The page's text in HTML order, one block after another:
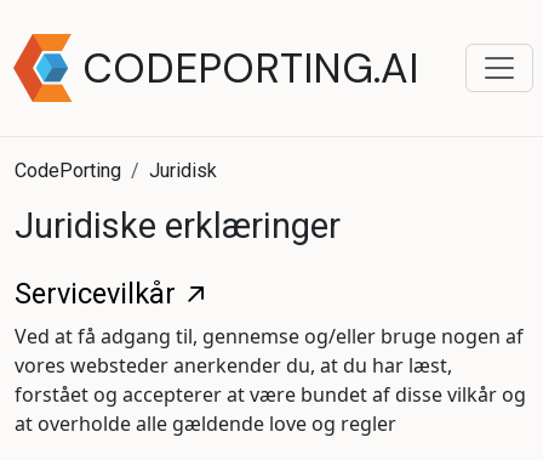
CODEPORTING.AI
CodePorting Juridisk
Juridiske erklæringer
Servicevilkår
Ved at få adgang til, gennemse og/eller bruge nogen af
vores websteder anerkender du, at du har læst,
forstået og accepterer at være bundet af disse vilkår og
at overholde alle gældende love og regler